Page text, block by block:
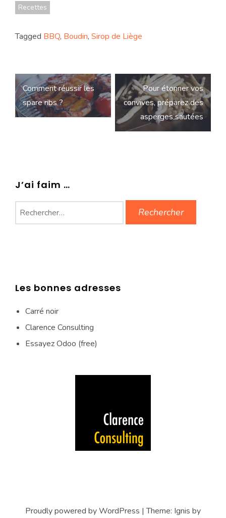
Recettes
Tagged BBQ, Boudin, Sirop de Liège
Navigation
de
l’article
Comment réussir les
spare ribs ?
Pour étonner vos
convives, préparez des
asperges sautées
J’ai faim …
Rechercher :
Les bonnes adresses
Carré noir
Clarence Consulting
Essayez Odoo (free)
Proudly powered by WordPress |Theme: Ignis by